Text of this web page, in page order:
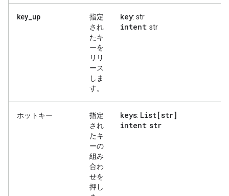
key_up
指定
され
たキ
ーを
リリ
ース
しま
す。
key: str
intent: str
ホットキー
指定
され
たキ
ーの
組み
合わ
せを
押し
keys: List[str]
intent: str